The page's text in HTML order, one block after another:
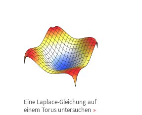
Eine Laplace-Gleichung auf
einem Torus untersuchen